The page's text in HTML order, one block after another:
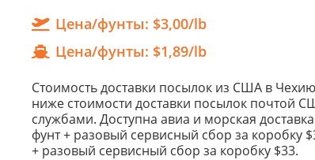
Цена/фунты: $3,00/lb
Цена/фунты: $1,89/lb
Cтоимость доставки посылок из США в
ниже стоимости доставки посылок почтой
службами. Доступна авиа и морская
фунт + разовый сервисный сбор за коробку
+ разовый сервисный сбор за коробку $33.